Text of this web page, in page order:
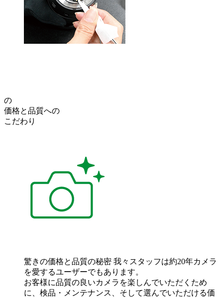
の
価格と品質への
こだわり
驚きの価格と品質の秘密 我々スタッフは約20年カメラ
を愛するユーザーでもあります。
お客様に品質の良いカメラを楽しんでいただくため
に、検品・メンテナンス、そして選んでいただける価